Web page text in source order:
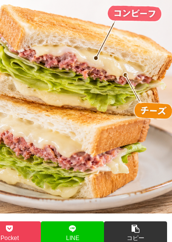
Pocket LINE コピー